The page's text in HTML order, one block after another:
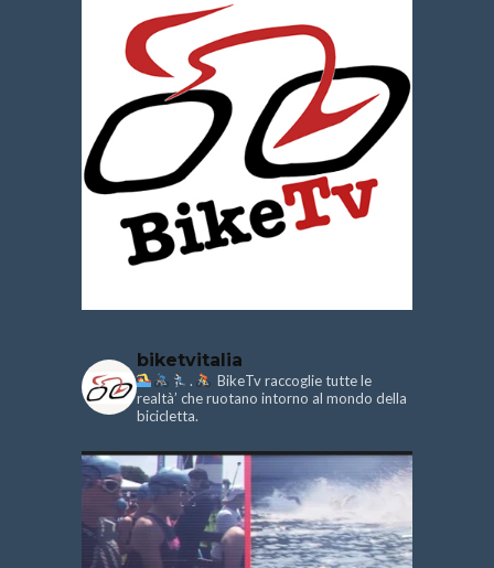
biketvitalia
.
BikeTv raccoglie tutte le
realtà’ che ruotano intorno al mondo della
bicicletta.